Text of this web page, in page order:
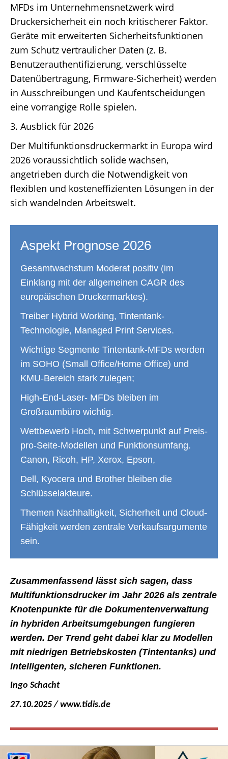
MFDs im Unternehmensnetzwerk wird
Druckersicherheit ein noch kritischerer Faktor.
Geräte mit erweiterten Sicherheitsfunktionen
zum Schutz vertraulicher Daten (z. B.
Benutzerauthentifizierung, verschlüsselte
Datenübertragung, Firmware-Sicherheit) werden
in Ausschreibungen und Kaufentscheidungen
eine vorrangige Rolle spielen.
3. Ausblick für 2026
Der Multifunktionsdruckermarkt in Europa wird
2026 voraussichtlich solide wachsen,
angetrieben durch die Notwendigkeit von
flexiblen und kosteneffizienten Lösungen in der
sich wandelnden Arbeitswelt.
Aspekt Prognose 2026
Gesamtwachstum Moderat positiv (im
Einklang mit der allgemeinen CAGR des
europäischen Druckermarktes).
Treiber Hybrid Working, Tintentank-
Technologie, Managed Print Services.
Wichtige Segmente Tintentank-MFDs werden
im SOHO (Small Office/Home Office) und
KMU-Bereich stark zulegen;
High-End-Laser- MFDs bleiben im
Großraumbüro wichtig.
Wettbewerb Hoch, mit Schwerpunkt auf Preis-
pro-Seite-Modellen und Funktionsumfang.
Canon, Ricoh, HP, Xerox, Epson,
Dell, Kyocera und Brother bleiben die
Schlüsselakteure.
Themen Nachhaltigkeit, Sicherheit und Cloud-
Fähigkeit werden zentrale Verkaufsargumente
sein.
Zusammenfassend lässt sich sagen, dass
Multifunktionsdrucker im Jahr 2026 als zentrale
Knotenpunkte für die Dokumentenverwaltung
in hybriden Arbeitsumgebungen fungieren
werden. Der Trend geht dabei klar zu Modellen
mit niedrigen Betriebskosten (Tintentanks) und
intelligenten, sicheren Funktionen.
Ingo Schacht
27.10.2025 / www.tidis.de